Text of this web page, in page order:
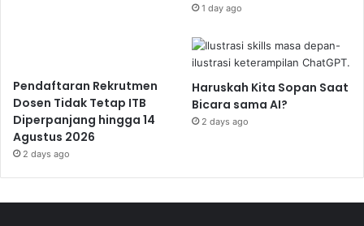
1 day ago
Pendaftaran Rekrutmen
Dosen Tidak Tetap ITB
Diperpanjang hingga 14
Agustus 2026
2 days ago
Haruskah Kita Sopan Saat
Bicara sama AI?
2 days ago